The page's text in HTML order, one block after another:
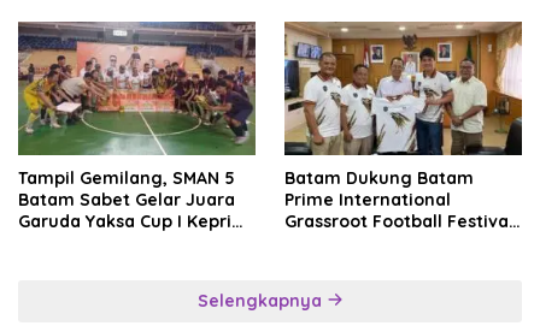
Tampil Gemilang, SMAN 5
Batam Sabet Gelar Juara
Garuda Yaksa Cup I Kepri
Batam Dukung Batam
Prime International
Grassroot Football Festival
Brunei–Malaysia
Selengkapnya